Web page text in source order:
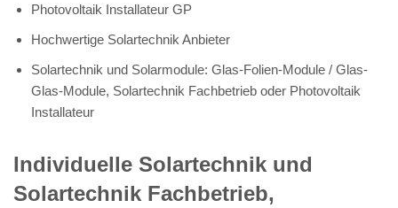
Photovoltaik Installateur GP
Hochwertige Solartechnik Anbieter
Solartechnik und Solarmodule: Glas-Folien-Module / Glas-
Glas-Module, Solartechnik Fachbetrieb oder Photovoltaik
Installateur
Individuelle Solartechnik und
Solartechnik Fachbetrieb,